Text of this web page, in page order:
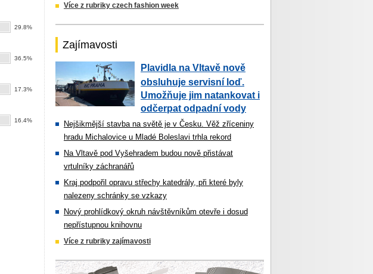
29.8%
36.5%
17.3%
16.4%
Více z rubriky czech fashion week
Zajímavosti
Plavidla na Vltavě nově
obsluhuje servisní loď.
Umožňuje jim natankovat i
odčerpat odpadní vody
Nejšikmější stavba na světě je v Česku. Věž zříceniny
hradu Michalovice u Mladé Boleslavi trhla rekord
Na Vltavě pod Vyšehradem budou nově přistávat
vrtulníky záchranářů
Kraj podpořil opravu střechy katedrály, při které byly
nalezeny schránky se vzkazy
Nový prohlídkový okruh návštěvníkům otevře i dosud
nepřístupnou knihovnu
Více z rubriky zajímavosti